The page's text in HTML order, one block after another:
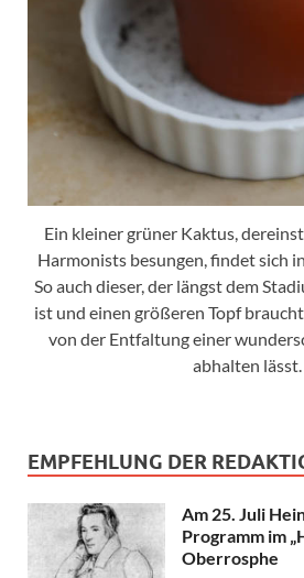
Ein kleiner grüner Kaktus,
Harmonists besungen, findet sich
So auch dieser, der längst dem
ist und einen größeren Topf
von der Entfaltung einer
abhalten lässt.
EMPFEHLUNG DER
Am 25. Juli
Programm im
Oberrosphe